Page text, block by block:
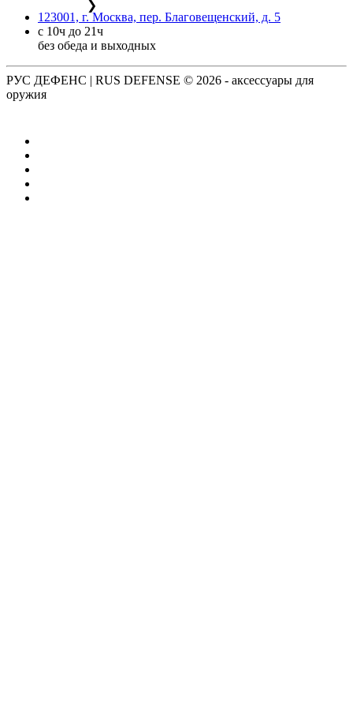
❯
123001, г. Москва, пер. Благовещенский, д. 5
с 10ч до 21ч
без обеда и выходных
РУС ДЕФЕНС | RUS DEFENSE © 2026 - аксессуары для
оружия